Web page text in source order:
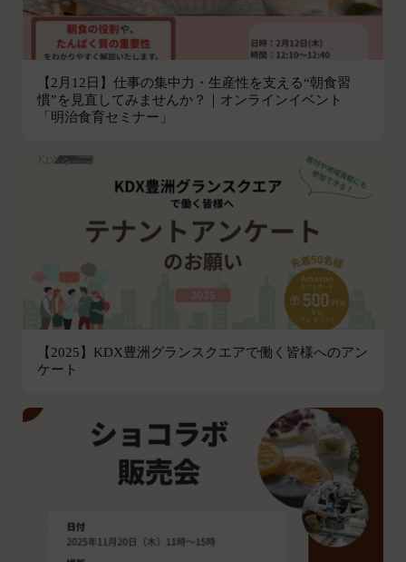
【2月12日】仕事の集中力・生産性を支える“朝食習
慣”を見直してみませんか？｜オンラインイベント
「明治食育セミナー」
【2025】KDX豊洲グランスクエアで働く皆様へのアン
ケート
第三者への提供等
当社は、以下の場合、お客様情報を第三者と共有す
ることがあります。（以下、当社がお客様情報を提
供した相手方を「提供先」といいます。）
お客様の同意を得た場合
当社は、お客様の同意を得た場合、お客様情報（個
組織、個人に提供することがあります。
第三者サービス提供者との共有
支払処理、データ分析、メール送信、ホスティング
サービス、カスタマーサービスなどを当社の代理で
行うサービスを提供する第三者、または、当社のマ
ーケティングのサポートを行う第三者に対して、お
客様情報を提供することがあります。
外部サービスとの連携のための共有
当社は、Facebook、Googleアカウント、Twitter
その他の外部サービスとの連携または外部サービス
社にお客様情報を提供することがあります。
法律上の理由
お客様の居住国内外において、法律、規則、法的手
段または公的もしくは政府機関からの要求により、
当社がお客様情報の全部または一部を開示すること
が必要になる場合があります。
い。
本契約において使用される以下の各用語は各々以下
に定める意味を有します。
第3条（提供されるサービス）
当社が提供する本サービスは、次の各号に掲げるサ
ービスとします。
前各号に付随する各種サービス
当社は、前項各号に定めるサービスの内容を変更す
ることができるものとします。
第4条（会員登録）
会員登録手続きは、本サービスの会員登録ページか
ら当社の指定する方法に従い、会員登録を希望する
本人が行うものとします。当社に対して会員登録の
申し込みが行われた場合には、登録手続きにおいて
氏名等を入力された本人が当該申し込みを行ったも
のとみなします。
れかの事由に該当する場合は、登録を拒否すること
があります。
当社に提供された登録情報の全部又は一部につ
き虚偽、誤記又は記載漏れがあった場合
当該登録希望者が、本サービス又は当社が提供
するその他のサービスの利用に際して、過去に
アカウント削除等の利用停止措置を受けたこと